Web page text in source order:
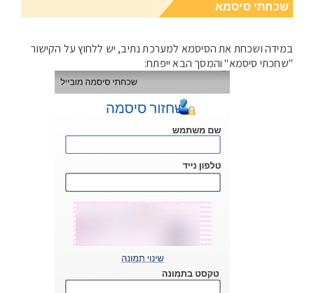
שכחתי סיסמא
במידה ושכחת את הסיסמא למערכת נתיב, יש ללחוץ על הקישור
"שחכתי סיסמא" והמסך הבא ייפתח: